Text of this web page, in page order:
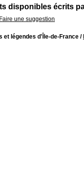
disponibles écrits
Faire une suggestion
et légendes d'Île-de-France /